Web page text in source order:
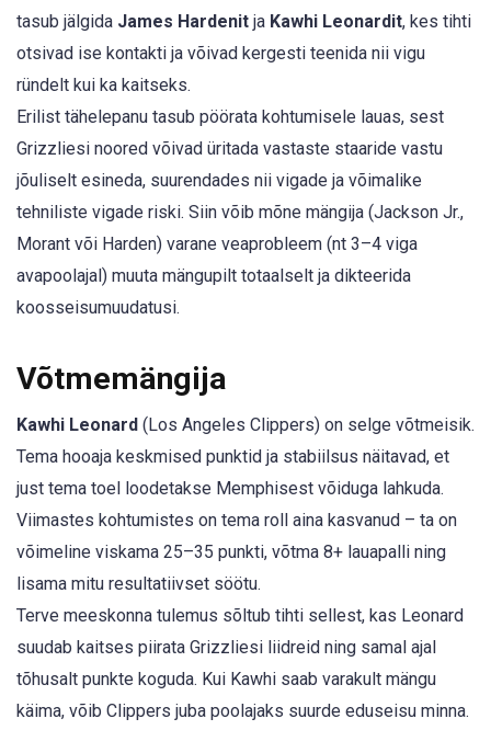
tasub jälgida James Hardenit ja Kawhi Leonardit, kes tihti
otsivad ise kontakti ja võivad kergesti teenida nii vigu
ründelt kui ka kaitseks.
Erilist tähelepanu tasub pöörata kohtumisele lauas, sest
Grizzliesi noored võivad üritada vastaste staaride vastu
jõuliselt esineda, suurendades nii vigade ja võimalike
tehniliste vigade riski. Siin võib mõne mängija (Jackson Jr.,
Morant või Harden) varane veaprobleem (nt 3–4 viga
avapoolajal) muuta mängupilt totaalselt ja dikteerida
koosseisumuudatusi.
Võtmemängija
Kawhi Leonard (Los Angeles Clippers) on selge võtmeisik.
Tema hooaja keskmised punktid ja stabiilsus näitavad, et
just tema toel loodetakse Memphisest võiduga lahkuda.
Viimastes kohtumistes on tema roll aina kasvanud – ta on
võimeline viskama 25–35 punkti, võtma 8+ lauapalli ning
lisama mitu resultatiivset söötu.
Terve meeskonna tulemus sõltub tihti sellest, kas Leonard
suudab kaitses piirata Grizzliesi liidreid ning samal ajal
tõhusalt punkte koguda. Kui Kawhi saab varakult mängu
käima, võib Clippers juba poolajaks suurde eduseisu minna.